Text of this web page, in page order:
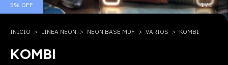
5% OFF 1/1
INICIO > LINEA NEON > NEON BASE MDF > VARIOS > KOMBI
KOMBI